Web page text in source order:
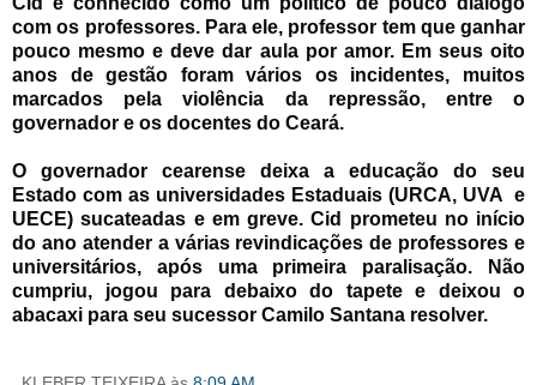
com os professores. Para ele, professor tem que ganhar
pouco mesmo e deve dar aula por amor. Em seus oito
anos de gestão foram vários os incidentes, muitos
marcados pela violência da repressão, entre o
governador e os docentes do Ceará.
O governador cearense deixa a educação do seu
Estado com as universidades Estaduais (URCA, UVA e
UECE) sucateadas e em greve. Cid prometeu no início
do ano atender a várias revindicações de professores e
universitários, após uma primeira paralisação. Não
cumpriu, jogou para debaixo do tapete e deixou o
abacaxi para seu sucessor Camilo Santana resolver.